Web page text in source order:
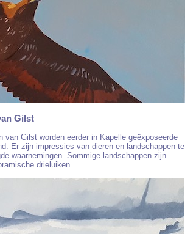
Gilst
Gilst worden eerder in Kapelle geëxposeerde
Er zijn impressies van dieren en landschappen te
waarnemingen. Sommige landschappen zijn
drieluiken.